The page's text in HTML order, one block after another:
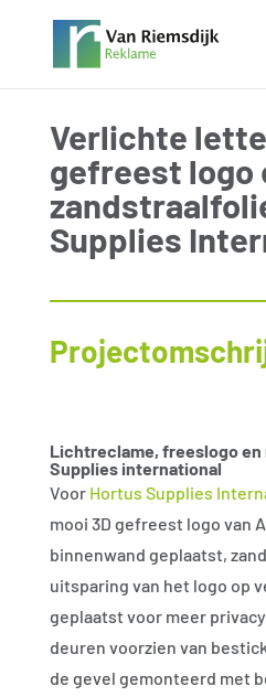
Verlichte
gefreest logo
Supplies
Lichtreclame, freeslogo en
Supplies international
Voor Hortus Supplies
mooi 3D gefreest logo van
binnenwand geplaatst,
uitsparing van het logo op
geplaatst voor meer
deuren voorzien van
de gevel gemonteerd met